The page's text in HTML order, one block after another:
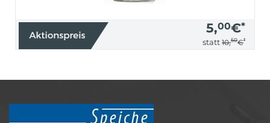
5,00€*
statt 10,50€*